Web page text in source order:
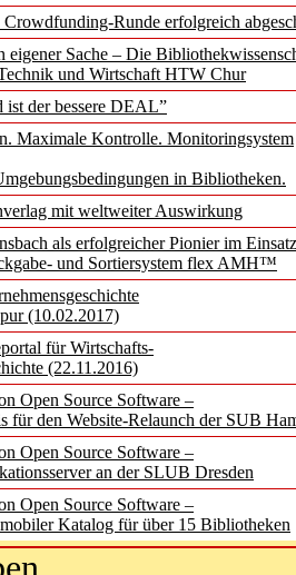
Runde erfolgreich
eigener Sache – Die
und Wirtschaft HTW Chur
ist der bessere DEAL”
Maximale Kontrolle. Monitoringsystem
in Bibliotheken.
mit weltweiter Auswirkung
als erfolgreicher Pionier im
und Sortiersystem flex AMH™
(10.02.2017)
für Wirtschafts-
(22.11.2016)
Open Source Software –
für den Website-Relaunch der SUB
Open Source Software –
an der SLUB Dresden
Open Source Software –
Katalog für über 15 Bibliotheken
06/2026(August
von
Welt
Infrastruktur
bis
in der
unterwegs
Social Media